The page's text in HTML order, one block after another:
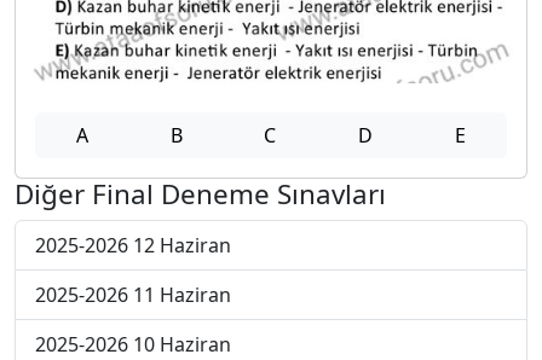
A B C D E
Diğer Final Deneme Sınavları
2025-2026 12 Haziran
2025-2026 11 Haziran
2025-2026 10 Haziran